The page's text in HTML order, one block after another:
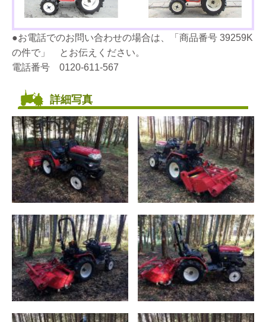
●お電話でのお問い合わせの場合は、「商品番号 39259K
の件で」 とお伝えください。
電話番号 0120-611-567
詳細写真